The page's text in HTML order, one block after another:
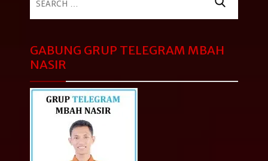
for:
GABUNG GRUP TELEGRAM MBAH
NASIR